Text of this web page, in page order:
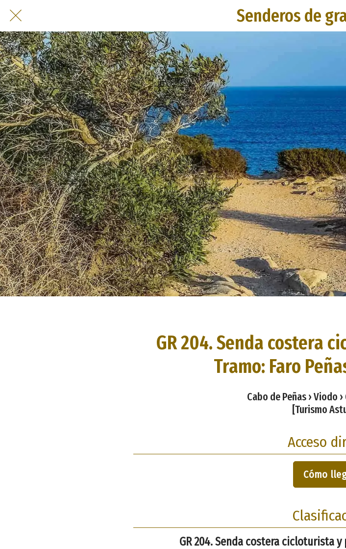
Senderos de
GR 204. Senda costera
Tramo: Faro
Cabo de Peñas › Viodo
[Turismo
Acceso
Cómo
GR 204. Senda costera cicloturista y